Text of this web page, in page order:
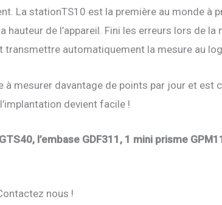
La stationTS10 est la première au monde
de l’appareil. Fini les erreurs lors de
automatiquement la mesure au
mesurer davantage de points par jour et est
devient facile !
l’embase GDF311, 1 mini prisme
nous !